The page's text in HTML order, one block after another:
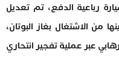
رباعية الدفع، تم تعديل
من الاشتغال بغاز البوتان،
عبر عملية تفجير انتحاري